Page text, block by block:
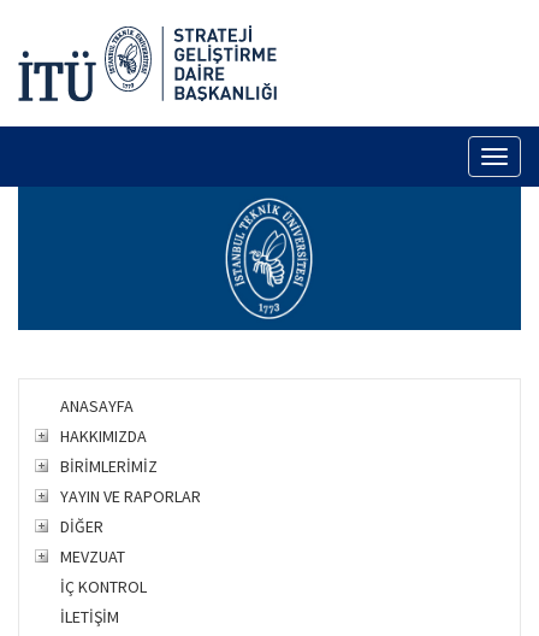
ANASAYFA
HAKKIMIZDA
BİRİMLERİMİZ
YAYIN VE RAPORLAR
DİĞER
MEVZUAT
İÇ KONTROL
İLETİŞİM